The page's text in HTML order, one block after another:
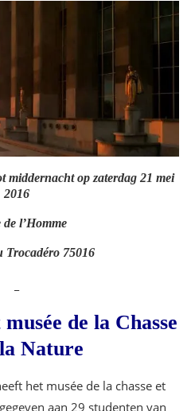
middernacht op zaterdag 21 mei
2016
de l’Homme
Trocadéro 75016
de la Chasse
Nature
het musée de la chasse et
aan 29 studenten van